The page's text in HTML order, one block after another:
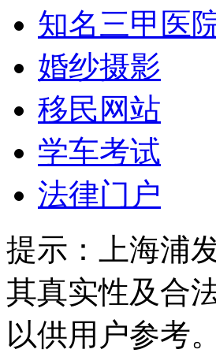
知名三甲医
婚纱摄影
移民网站
学车考试
法律门户
提示：
上海浦
其真实性及合
以供用户参考